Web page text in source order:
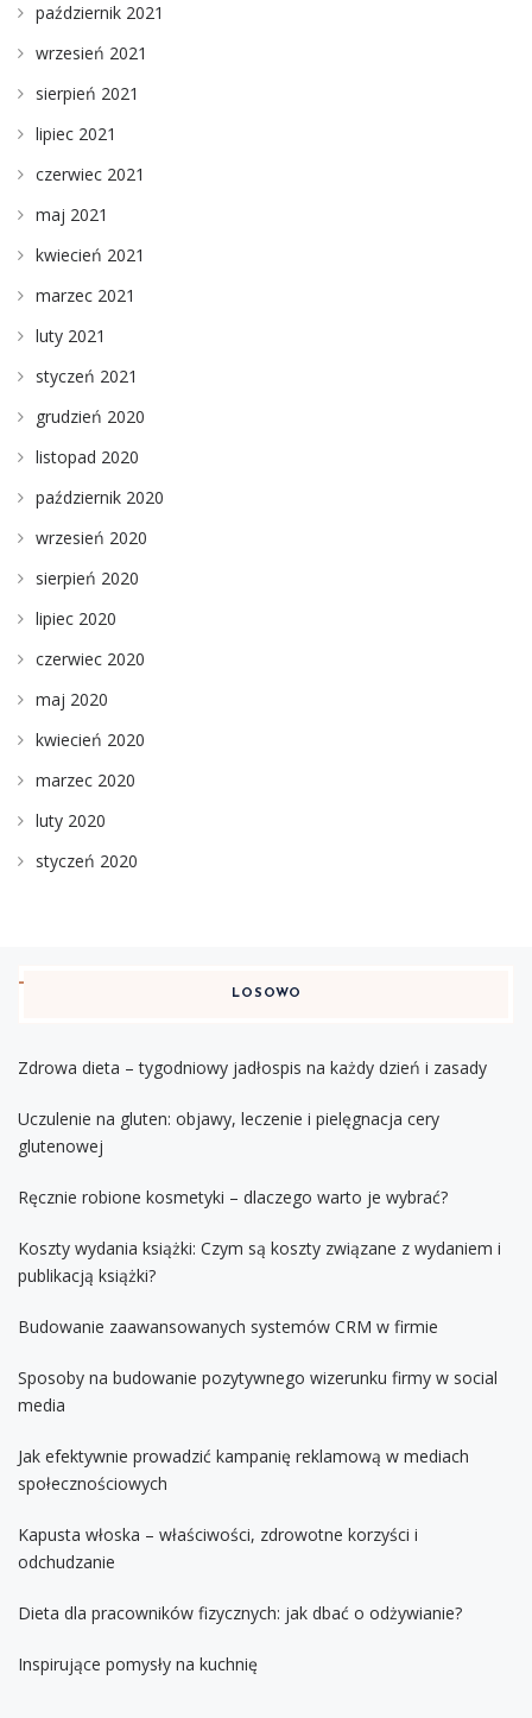
październik 2021
wrzesień 2021
sierpień 2021
lipiec 2021
czerwiec 2021
maj 2021
kwiecień 2021
marzec 2021
luty 2021
styczeń 2021
grudzień 2020
listopad 2020
październik 2020
wrzesień 2020
sierpień 2020
lipiec 2020
czerwiec 2020
maj 2020
kwiecień 2020
marzec 2020
luty 2020
styczeń 2020
LOSOWO
Zdrowa dieta – tygodniowy jadłospis na każdy dzień i zasady
Uczulenie na gluten: objawy, leczenie i pielęgnacja cery
glutenowej
Ręcznie robione kosmetyki – dlaczego warto je wybrać?
Koszty wydania książki: Czym są koszty związane z wydaniem i
publikacją książki?
Budowanie zaawansowanych systemów CRM w firmie
Sposoby na budowanie pozytywnego wizerunku firmy w social
media
Jak efektywnie prowadzić kampanię reklamową w mediach
społecznościowych
Kapusta włoska – właściwości, zdrowotne korzyści i
odchudzanie
Dieta dla pracowników fizycznych: jak dbać o odżywianie?
Inspirujące pomysły na kuchnię